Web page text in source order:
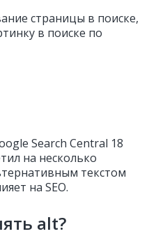
страницы в поиске,
в поиске по
Search Central 18
на несколько
текстом
на SEO.
alt?